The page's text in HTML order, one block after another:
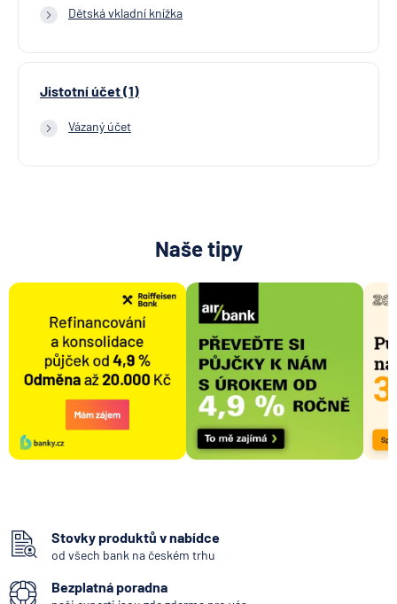
Dětská vkladní knížka
Jistotní účet (1)
Vázaný účet
Naše tipy
Stovky produktů v nabídce
od všech bank na českém trhu
Bezplatná poradna